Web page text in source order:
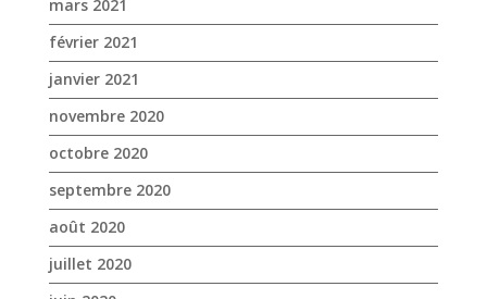
septembre 2020
août 2020
juillet 2020
juin 2020
mai 2020
avril 2020
mars 2020
janvier 2020